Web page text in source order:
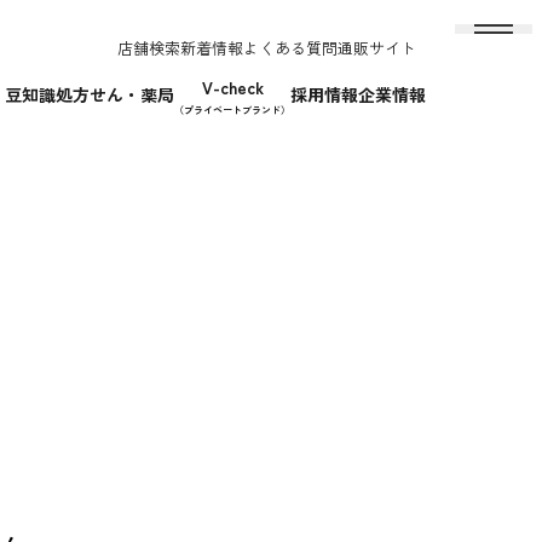
店舗検索新着情報よくある質問通販サイト
知識処方せん・薬局 V-check
（プライベートブランド）
採用情報企業情報